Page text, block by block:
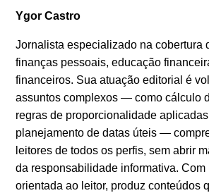
Ygor Castro
Jornalista especializado na cobertura
finanças pessoais, educação
financeiros. Sua atuação editorial é
assuntos complexos — como cálculo
regras de proporcionalidade
planejamento de datas úteis —
leitores de todos os perfis, sem abrir
da responsabilidade informativa. Com
orientada ao leitor, produz conteúdos